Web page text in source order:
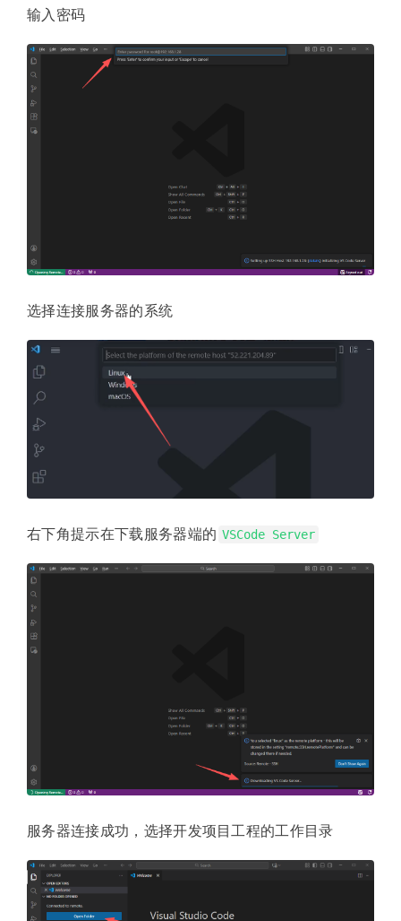
输入密码
选择连接服务器的系统
右下角提示在下载服务器端的 VSCode Server
服务器连接成功，选择开发项目工程的工作目录